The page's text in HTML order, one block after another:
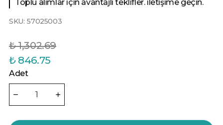
Toplu alımlar için avantajlı teklifler. iletişime geçin.
SKU: 57025003
₺ 1,302.69
₺ 846.75
Adet